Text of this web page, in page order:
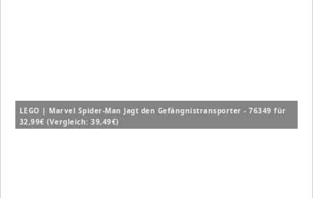
LEGO | Marvel Spider-Man Jagt den Gefängnistransporter - 76349 für
32,99€ (Vergleich: 39,49€)